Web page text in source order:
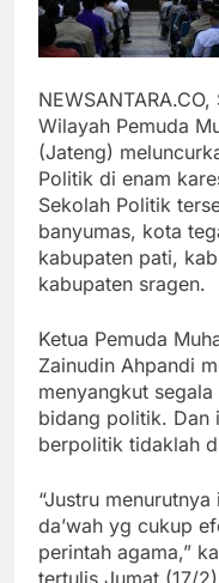
Wilayah Pemuda
(Jateng)
Politik di enam
Sekolah Politik
banyumas, kota
kabupaten pati,
kabupaten sragen.
Ketua Pemuda
Zainudin Ahpandi
menyangkut
bidang politik. Dan
berpolitik tidaklah
“Justru
da’wah yg cukup
perintah agama,”
tertulis Jumat (17/